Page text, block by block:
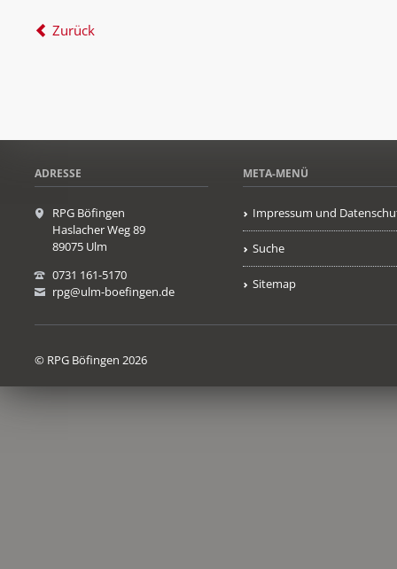
Zurück
ADRESSE
RPG Böfingen
Haslacher Weg 89
89075 Ulm
0731 161-5170
rpg@ulm-boefingen.de
META-MENÜ
Impressum und
Suche
Sitemap
© RPG Böfingen 2026